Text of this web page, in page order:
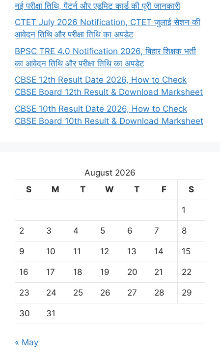
नई परीक्षा तिथि, पैटर्न और एडमिट कार्ड की पूरी जानकारी
CTET July 2026 Notification, CTET जुलाई सेशन की
आवेदन तिथि और परीक्षा तिथि का अपडेट
BPSC TRE 4.0 Notification 2026, बिहार शिक्षक भर्ती
का आवेदन तिथि और परीक्षा तिथि का अपडेट
CBSE 12th Result Date 2026, How to Check
CBSE Board 12th Result & Download Marksheet
CBSE 10th Result Date 2026, How to Check
CBSE Board 10th Result & Download Marksheet
August 2026
S
M T W T F S
1
2 3 4 5 6 7 8
9 10 11 12 13 14 15
16 17 18 19 20 21 22
23 24 25 26 27 28 29
30 31
« May